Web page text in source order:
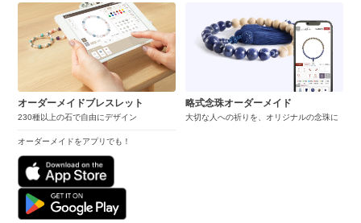
オーダーメイドブレスレット
230種以上の石で自由にデザイン
オーダーメイドをアプリでも！
略式念珠オーダーメイド
大切な人への祈りを、オリジナルの念珠に